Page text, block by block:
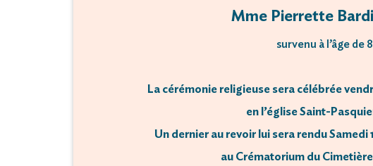
Mme Pierrette
survenu à l’âge de
La cérémonie religieuse sera célébrée
en l’église Saint-
Un dernier au revoir lui sera rendu Samedi
au Crématorium du